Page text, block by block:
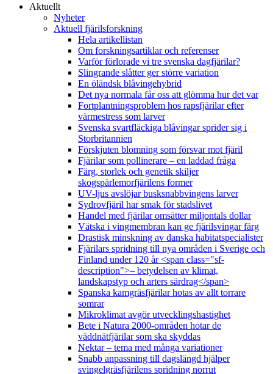
Aktuellt
Nyheter
Aktuell fjärilsforskning
Hela artikellistan
Om forskningsartiklar och referenser
Varför förlorade vi tre svenska dagfjärilar?
Slingrande slåtter ger större variation
En öländsk blåvingehybrid
Det nya normala får oss att glömma hur det var
Fortplantningsproblem hos rapsfjärilar efter
värmestress som larver
Svenska svartfläckiga blåvingar sprider sig i
Storbritannien
Förskjuten blomning som försvar mot fjäril
Fjärilar som pollinerare – en laddad fråga
Färg, storlek och genetik skiljer
skogspärlemorfjärilens former
UV-ljus avslöjar busksnabbvingens larver
Sydrovfjäril har smak för stadslivet
Handel med fjärilar omsätter miljontals dollar
Vätska i vingmembran kan ge fjärilsvingar färg
Drastisk minskning av danska habitatspecialister
Fjärilars spridning till nya områden i Sverige och
Finland under 120 år <span class="sf-
description">– betydelsen av klimat,
landskapstyp och arters särdrag</span>
Spanska kamgräsfjärilar hotas av allt torrare
somrar
Mikroklimat avgör utvecklingshastighet
Bete i Natura 2000-områden hotar de
väddnätfjärilar som ska skyddas
Nektar – tema med många variationer
Snabb anpassning till dagslängd hjälper
svingelgräsfjärilens spridning norrut